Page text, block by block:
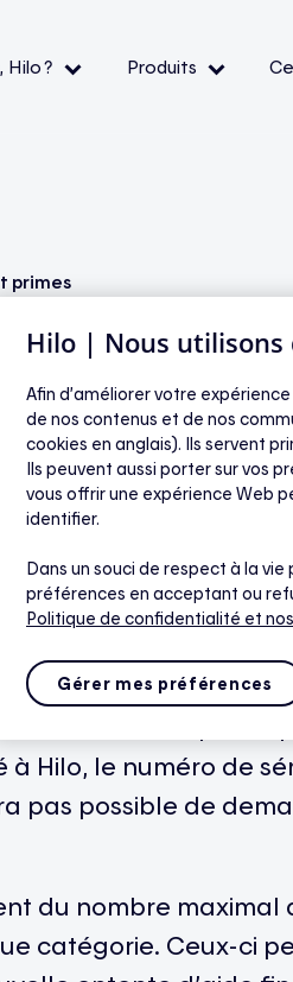
Hilo ? Produits
FAQ
Tout voir
primes
sont
?
admissibles à une
un même
effet, une fois qu’une
Hilo, le numéro de
pas possible de
du nombre maximal
catégorie. Ceux-ci
Hilo | Nous utilisons
Afin d’améliorer votre
de nos contenus et de nos
cookies en anglais). Ils servent
Ils peuvent aussi porter sur vos
vous offrir une expérience Web
identifier.
Dans un souci de respect à la
préférences en acceptant ou
Politique de confidentialité et
Gérer mes préférences